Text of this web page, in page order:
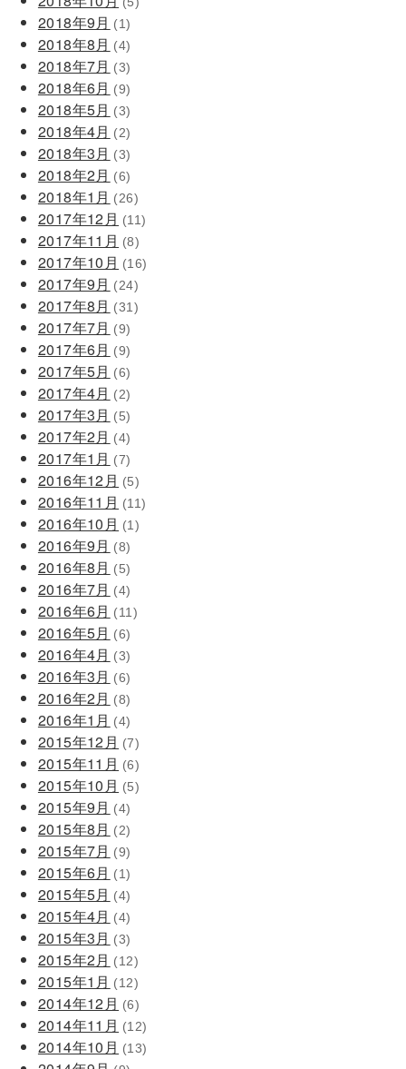
2018年9月 (1)
2018年8月 (4)
2018年7月 (3)
2018年6月 (9)
2018年5月 (3)
2018年4月 (2)
2018年3月 (3)
2018年2月 (6)
2018年1月 (26)
2017年12月 (11)
2017年11月 (8)
2017年10月 (16)
2017年9月 (24)
2017年8月 (31)
2017年7月 (9)
2017年6月 (9)
2017年5月 (6)
2017年4月 (2)
2017年3月 (5)
2017年2月 (4)
2017年1月 (7)
2016年12月 (5)
2016年11月 (11)
2016年10月 (1)
2016年9月 (8)
2016年8月 (5)
2016年7月 (4)
2016年6月 (11)
2016年5月 (6)
2016年4月 (3)
2016年3月 (6)
2016年2月 (8)
2016年1月 (4)
2015年12月 (7)
2015年11月 (6)
2015年10月 (5)
2015年9月 (4)
2015年8月 (2)
2015年7月 (9)
2015年6月 (1)
2015年5月 (4)
2015年4月 (4)
2015年3月 (3)
2015年2月 (12)
2015年1月 (12)
2014年12月 (6)
2014年11月 (12)
2014年10月 (13)